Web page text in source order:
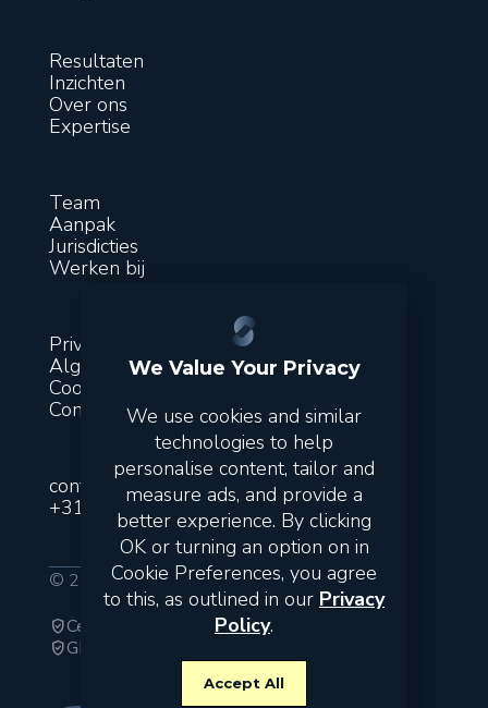
Resultaten
Inzichten
Over ons
Expertise
Team
Aanpak
Jurisdicties
Werken bij
Privacy
Algemene voorwaarden
Cookies
Contact
contact@suitsfinance.com
+31 851 300 243
© 2026 Suits. All rights reserved.
verified_userCertified Public Accountants
verified_userGDPR
We Value Your Privacy
We use cookies and similar
technologies to help
personalise content, tailor and
measure ads, and provide a
better experience. By clicking
OK or turning an option on in
Cookie Preferences, you agree
to this, as outlined in our Privacy
Policy.
Accept All